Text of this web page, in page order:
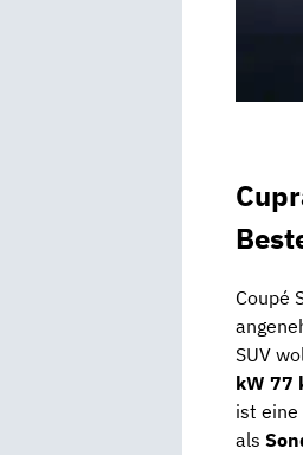
Coupé
SUV
kW 77
ist eine
als